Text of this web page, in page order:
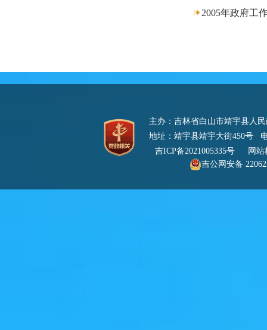
2005年政府工
主办：吉林省白山市靖宇县人
地址：靖宇县靖宇大街450号
吉ICP备2021005335号
网站
吉公网安备